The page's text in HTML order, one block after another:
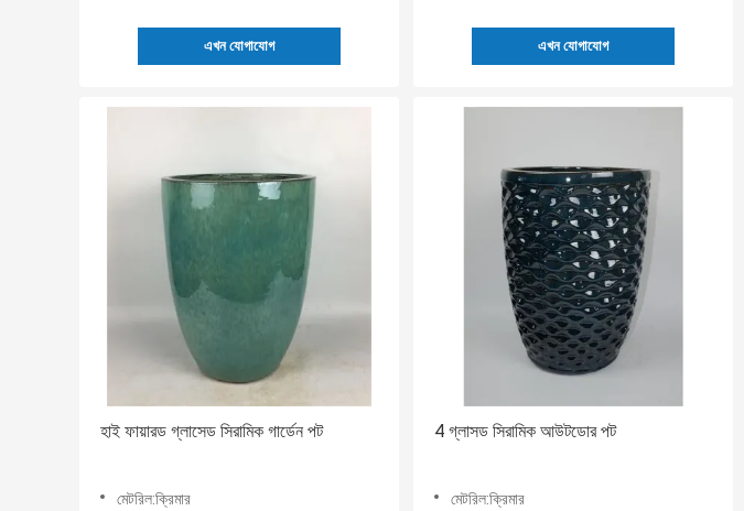
এখন যোগাযোগ এখন যোগাযোগ
হাই ফায়ারড গ্লাসেড সিরামিক গার্ডেন পট
মেটরিল:ক্রিমার
4 গ্লাসড সিরামিক আউটডোর পট
মেটরিল:ক্রিমার